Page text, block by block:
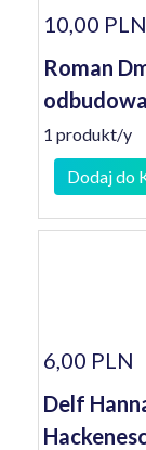
10,00 PLN
Roman
1 produkt/y
Dodaj do
6,00 PLN
Delf